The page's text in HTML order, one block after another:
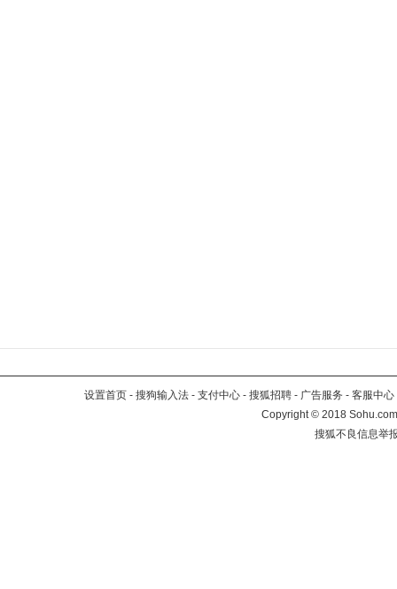
设置首页 - 搜狗输入法 - 支付中心 - 搜狐招聘 - 广告服务 - 客服中心
Copyright©2018
搜狐不良信息举